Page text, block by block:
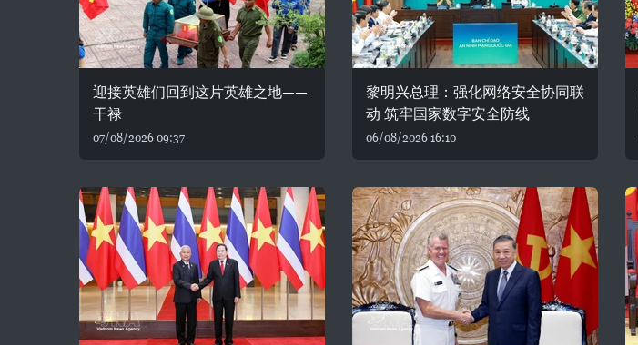
迎接英雄们回到这片英雄之地——
干禄
07/08/2026 09:37
黎明兴总理：强化网络安全协同联
动 筑牢国家数字安全防线
06/08/2026 16:10